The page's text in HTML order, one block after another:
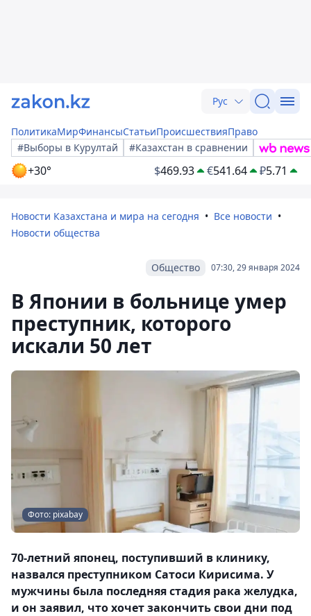
Рус
ПолитикаМирФинансыСтатьиПроисшествияПраво
#Выборы в Курултай
#Казахстан в сравнении
+30° $469.93 €541.64 ₽5.71
Новости Казахстана и мира на сегодня
Все новости
Новости общества
07:30, 29 января 2024
Общество
В Японии в больнице умер
преступник, которого
искали 50 лет
Фото: pixabay
70-летний японец, поступивший в клинику,
назвался преступником Сатоси Кирисима. У
мужчины была последняя стадия рака желудка,
и он заявил, что хочет закончить свои дни под